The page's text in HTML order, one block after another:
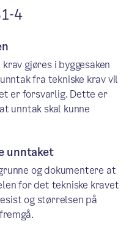
4
gjøres i byggesaken
fra tekniske krav vil
er forsvarlig. Dette er
unntak skal kunne
unntaket
og dokumentere at
for det tekniske kravet
og størrelsen på